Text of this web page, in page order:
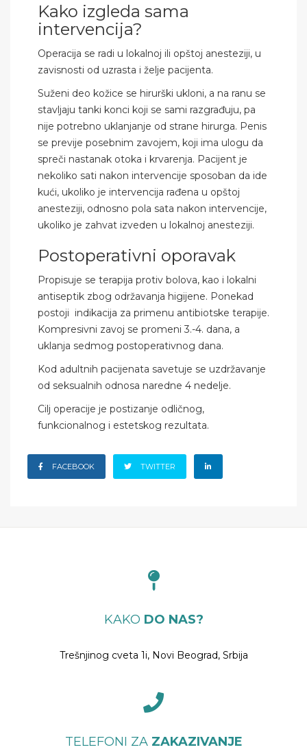
Kako izgleda sama
intervencija?
Operacija se radi u lokalnoj ili opštoj anesteziji, u
zavisnosti od uzrasta i želje pacijenta.
Suženi deo kožice se hirurški ukloni, a na ranu se
stavljaju tanki konci koji se sami razgrađuju, pa
nije potrebno uklanjanje od strane hirurga. Penis
se previje posebnim zavojem, koji ima ulogu da
spreči nastanak otoka i krvarenja. Pacijent je
nekoliko sati nakon intervencije sposoban da ide
kući, ukoliko je intervencija rađena u opštoj
anesteziji, odnosno pola sata nakon intervencije,
ukoliko je zahvat izveden u lokalnoj anesteziji.
Postoperativni oporavak
Propisuje se terapija protiv bolova, kao i lokalni
antiseptik zbog održavanja higijene. Ponekad
postoji indikacija za primenu antibiotske terapije.
Kompresivni zavoj se promeni 3.-4. dana, a
uklanja sedmog postoperativnog dana.
Kod adultnih pacijenata savetuje se uzdržavanje
od seksualnih odnosa naredne 4 nedelje.
Cilj operacije je postizanje odličnog,
funkcionalnog i estetskog rezultata.
FACEBOOK TWITTER
KAKO DO NAS?
Trešnjinog cveta 1i, Novi Beograd, Srbija
TELEFONI ZA ZAKAZIVANJE